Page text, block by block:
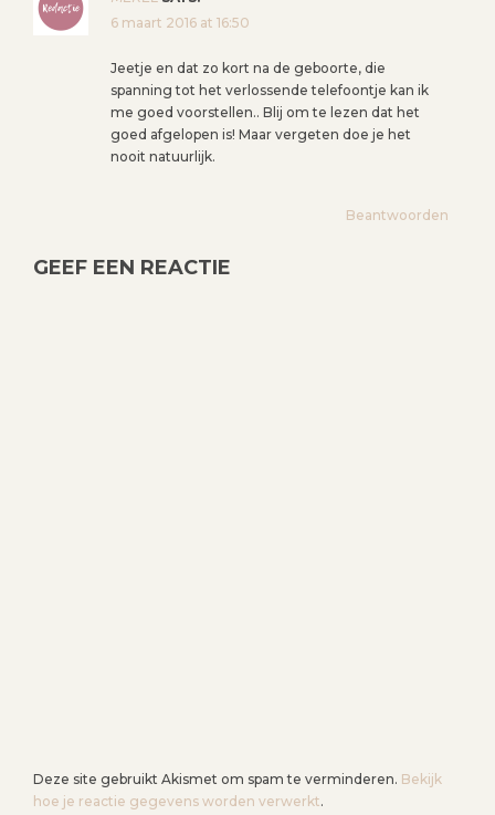
6 maart 2016 at 16:50
Jeetje en dat zo kort na de geboorte, die
spanning tot het verlossende telefoontje kan ik
me goed voorstellen.. Blij om te lezen dat het
goed afgelopen is! Maar vergeten doe je het
nooit natuurlijk.
Beantwoorden
GEEF EEN REACTIE
Deze site gebruikt Akismet om spam te verminderen. Bekijk
hoe je reactie gegevens worden verwerkt.